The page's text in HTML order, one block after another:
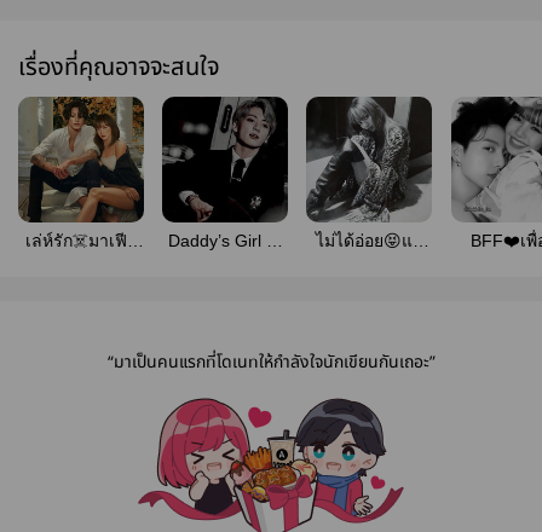
เรื่องที่คุณอาจจะสนใจ
เล่ห์รัก☠️มาเฟีย
Daddy’s Girl 🔥
ไม่ได้อ่อย😝แต่
BFF❤️เพื่
“มาเป็นคนแรกที่โดเนทให้กำลังใจนักเขียนกันเถอะ”